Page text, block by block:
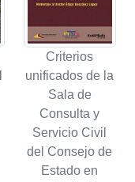
Criterios
unificados de la
Sala de
Consulta y
Servicio Civil
del Consejo de
Estado en